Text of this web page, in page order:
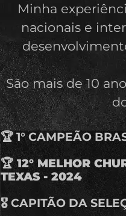
Minha
nacionais e
São mais de 10
🏆 1° CAMPEÃO
🏆 12° MELHOR
TEXAS - 2024
🎖 CAPITÃO DA